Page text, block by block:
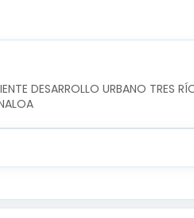
DESARROLLO URBANO TRES